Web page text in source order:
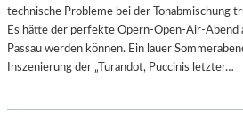
technische Probleme bei der Tonabmischung
Es hätte der perfekte Opern-Open-Air-Abend
Passau werden können. Ein lauer
Inszenierung der „Turandot, Puccinis letzter…